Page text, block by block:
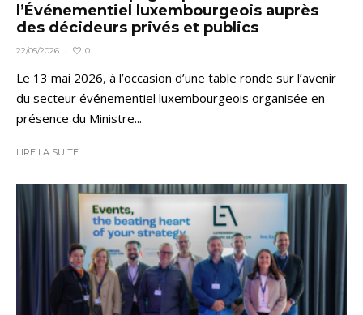
l’Événementiel luxembourgeois auprès
des décideurs privés et publics
22/05/2026 · 0
Le 13 mai 2026, à l’occasion d’une table ronde sur l’avenir
du secteur événementiel luxembourgeois organisée en
présence du Ministre...
LIRE LA SUITE